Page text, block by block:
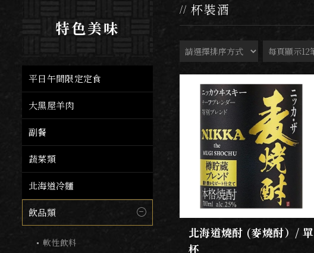
特色美味
平日午間限定定食
大黑屋羊肉
副餐
蔬菜類
北海道冷麵
飲品類
軟性飲料
杯裝酒
北海道燒酎 (麥燒酎）/ 單
杯